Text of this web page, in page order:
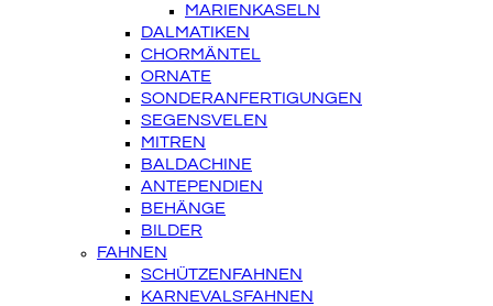
MARIENKASELN
DALMATIKEN
CHORMÄNTEL
ORNATE
SONDERANFERTIGUNGEN
SEGENSVELEN
MITREN
BALDACHINE
ANTEPENDIEN
BEHÄNGE
BILDER
FAHNEN
SCHÜTZENFAHNEN
KARNEVALSFAHNEN